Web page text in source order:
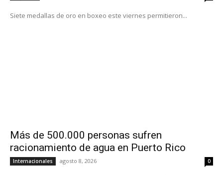
Siete medallas de oro en boxeo este viernes permitieron...
Más de 500.000 personas sufren
racionamiento de agua en Puerto Rico
Internacionales agosto 8, 2026 0